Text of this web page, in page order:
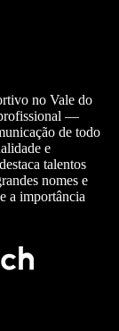
no Vale do
—
de todo
e
talentos
nomes e
a importância